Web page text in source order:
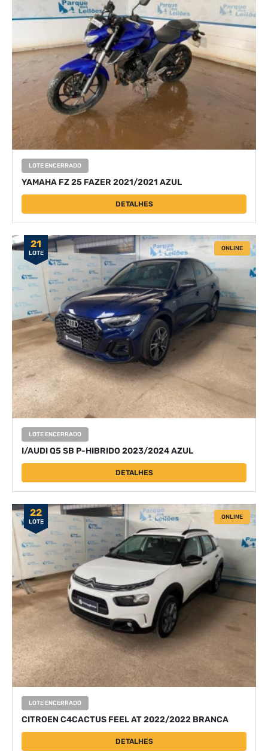
LOTE ENCERRADO
YAMAHA FZ 25 FAZER 2021/2021 AZUL
DETALHES
21
LOTE
ONLINE
LOTE ENCERRADO
I/AUDI Q5 SB P-HIBRIDO 2023/2024 AZUL
DETALHES
22
LOTE
ONLINE
LOTE ENCERRADO
CITROEN C4CACTUS FEEL AT 2022/2022 BRANCA
DETALHES